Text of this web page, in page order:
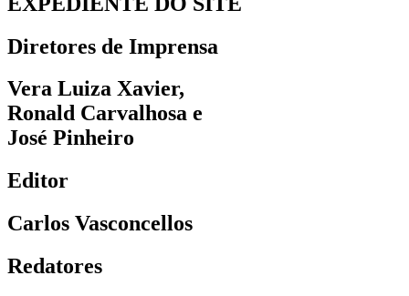
Diretores de Imprensa
Vera Luiza Xavier,
Ronald Carvalhosa e
José Pinheiro
Editor
Carlos Vasconcellos
Redatores